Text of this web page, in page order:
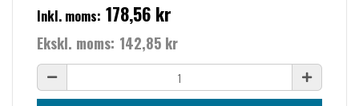
Inkl. moms: 178,56 kr
Ekskl. moms: 142,85 kr